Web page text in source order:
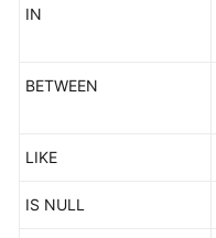
览
空
IN
BETWEEN
LIKE
IS NULL